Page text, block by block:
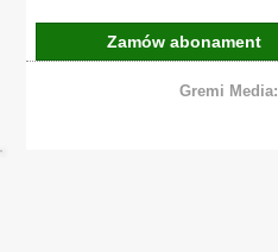
Zamów abonament
Gremi Media: